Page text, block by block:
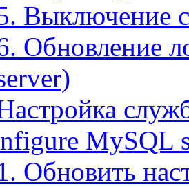
Выключение
Обновление
MySQL
Обновить